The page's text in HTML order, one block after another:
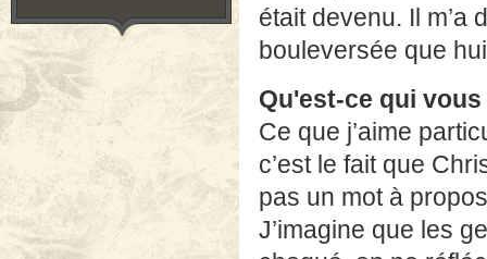
était devenu. Il m’a
bouleversée que
Qu'est-ce qui
Ce que j’aime
c’est le fait que
pas un mot à
J’imagine que les